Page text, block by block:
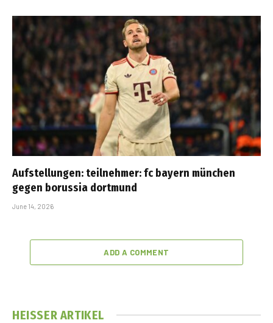
Aufstellungen: teilnehmer: fc bayern münchen
gegen borussia dortmund
June 14, 2026
ADD A COMMENT
HEISSER ARTIKEL